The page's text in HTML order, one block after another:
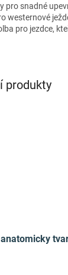
produkty
pro snadné
westernové
pro jezdce,